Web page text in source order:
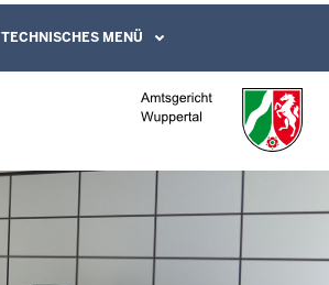
Gebärdensprachenvideo
TECHNISCHES MENÜ